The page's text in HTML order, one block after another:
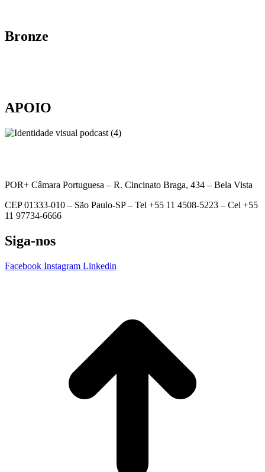
Bronze
APOIO
POR+ Câmara Portuguesa – R. Cincinato Braga, 434 – Bela Vista
CEP 01333-010 – São Paulo-SP – Tel +55 11 4508-5223 – Cel +55
11 97734-6666
Siga-nos
Facebook Instagram Linkedin